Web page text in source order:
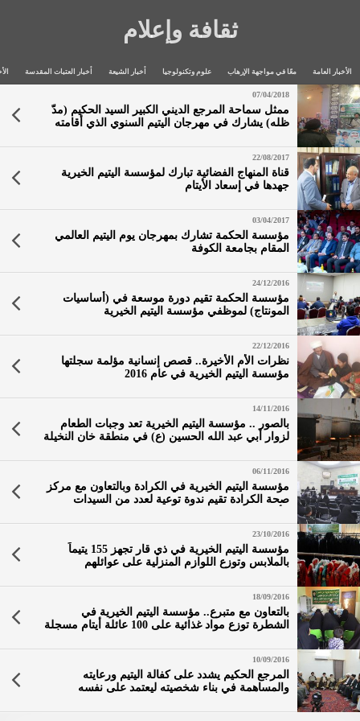
ثقافة وإعلام
الأخبار العامة معًا في مواجهة الإرهاب علوم وتكنولوجيا أخبار الشيعة أخبار العتبات المقدسة
07/04/2018
ممثل سماحة المرجع الديني الكبير السيد الحكيم (مدّ
ظله) يشارك في مهرجان اليتيم السنوي الذي أقامته
الهدايا على الأطفال الأيتام
22/08/2017
قناة المنهاج الفضائية تبارك لمؤسسة اليتيم الخيرية
جهدها في إسعاد الأيتام
03/04/2017
مؤسسة الحكمة تشارك بمهرجان يوم اليتيم العالمي
المقام بجامعة الكوفة
24/12/2016
مؤسسة الحكمة تقيم دورة موسعة في (أساسيات
المونتاج) لموظفي مؤسسة اليتيم الخيرية
22/12/2016
نظرات الأم الأخيرة.. قصص إنسانية مؤلمة سجلتها
مؤسسة اليتيم الخيرية في عام 2016
14/11/2016
بالصور .. مؤسسة اليتيم الخيرية تعد وجبات الطعام
لزوار أبي عبد الله الحسين (ع) في منطقة خان النخيلة
06/11/2016
مؤسسة اليتيم الخيرية في الكرادة وبالتعاون مع مركز
صحة الكرادة تقيم ندوة توعية لعدد من السيدات
23/10/2016
مؤسسة اليتيم الخيرية في ذي قار تجهز 155 يتيماً
بالملابس وتوزع اللوازم المنزلية على عوائلهم
18/09/2016
بالتعاون مع متبرع.. مؤسسة اليتيم الخيرية في
الشطرة توزع مواد غذائية على 100 عائلة أيتام مسجلة
10/09/2016
المرجع الحكيم يشدد على كفالة اليتيم ورعايته
والمساهمة في بناء شخصيته ليعتمد على نفسه